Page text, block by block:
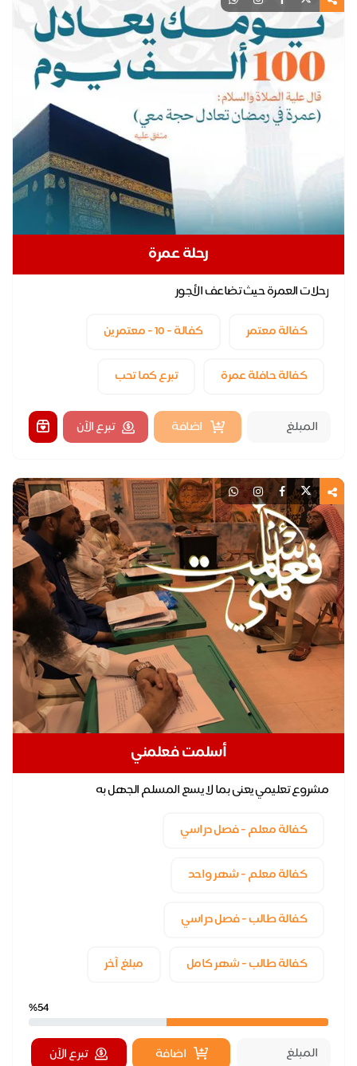
رحلة عمرة
رحلات العمرة حيث تضاعف الأجور
كفالة معتمر
كفالة - 10 - معتمرين
كفالة حافلة عمرة تبرع كما تحب
اضافة تبرع الآن
أسلمت فعلمني
مشروع تعليمي يعنى بما لا يسع المسلم الجهل به
كفالة معلم - فصل دراسي
كفالة معلم - شهر واحد
كفالة طالب - فصل دراسي
كفالة طالب - شهر كامل مبلغ آخر
اضافة تبرع الآن